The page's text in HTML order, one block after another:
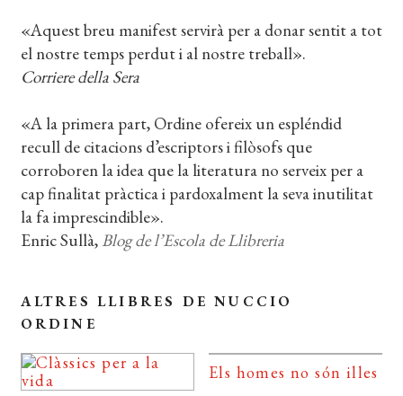
«Aquest breu manifest servirà per a donar sentit a tot
el nostre temps perdut i al nostre treball».
Corriere della Sera
«A la primera part, Ordine ofereix un espléndid
recull de citacions d’escriptors i filòsofs que
corroboren la idea que la literatura no serveix per a
cap finalitat pràctica i pardoxalment la seva inutilitat
la fa imprescindible».
Enric Sullà,Blog de l’Escola de Llibreria
ALTRES LLIBRES DE NUCCIO
ORDINE
Els homes no són illes